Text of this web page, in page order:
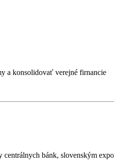
a konsolidovať verejné firnancie
bánk, slovenským